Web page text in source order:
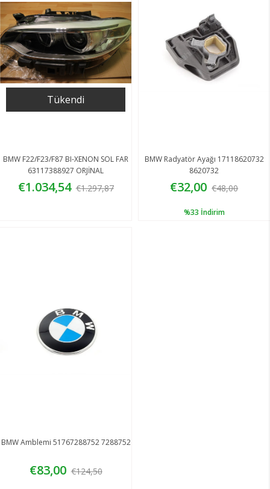
Tükendi
BMW F22/F23/F87 BI-XENON SOL FAR
63117388927 ORJİNAL
€1.034,54 €1.297,87
BMW Radyatör Ayağı 17118620732
8620732
€32,00 €48,00
%33 İndirim
BMW Amblemi 51767288752 7288752
€83,00 €124,50